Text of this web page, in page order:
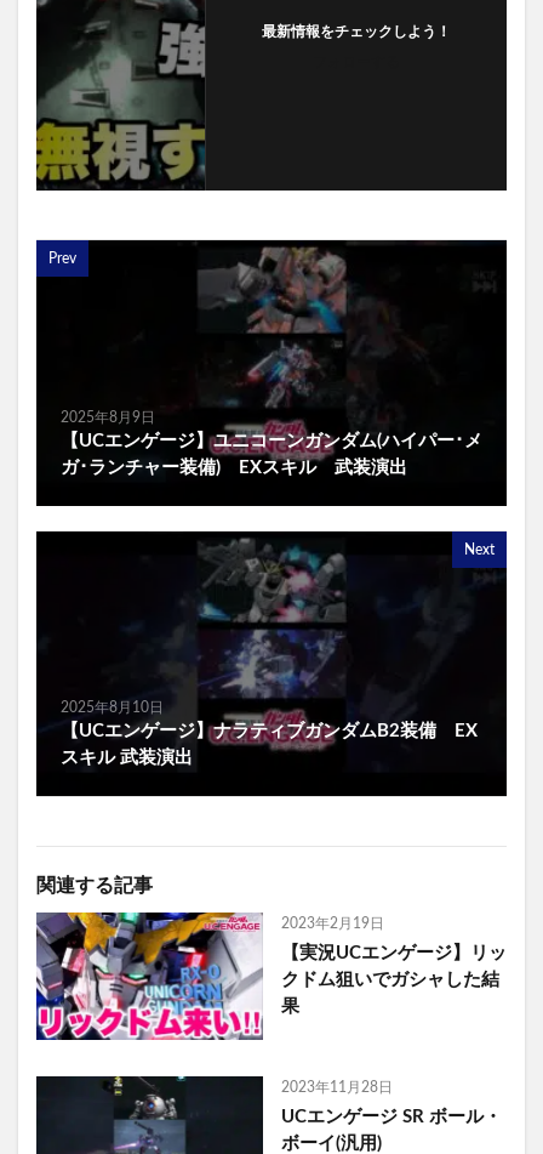
最新情報をチェックしよう！
Prev
2025年8月9日
【UCエンゲージ】ユニコーンガンダム(ハイパー･メ
ガ･ランチャー装備) EXスキル 武装演出
Next
2025年8月10日
【UCエンゲージ】ナラティブガンダムB2装備 EX
スキル 武装演出
関連する記事
2023年2月19日
【実況UCエンゲージ】リッ
クドム狙いでガシャした結
果
2023年11月28日
UCエンゲージ SR ボール・
ボーイ(汎用)